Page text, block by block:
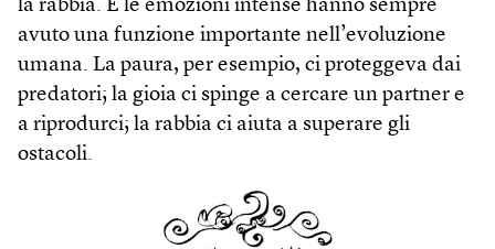
la rabbia. E le emozioni intense hanno sempre
avuto una funzione importante nell’evoluzione
umana. La paura, per esempio, ci proteggeva dai
predatori; la gioia ci spinge a cercare un partner e
a riprodurci; la rabbia ci aiuta a superare gli
ostacoli.